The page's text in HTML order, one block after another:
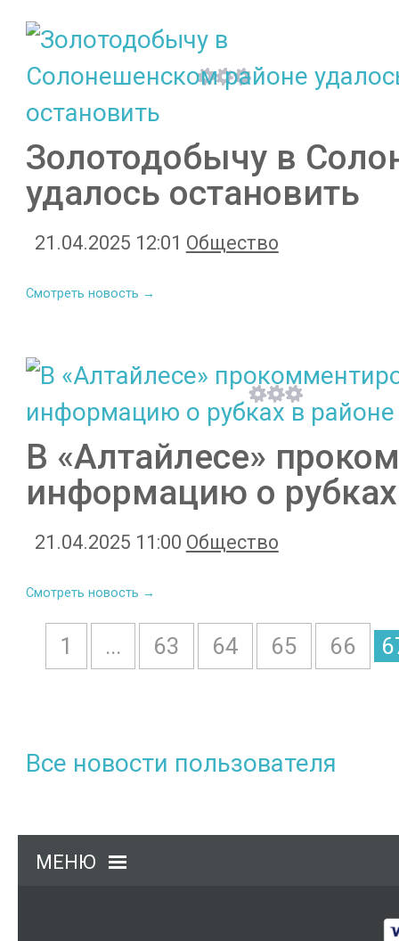
Золотодобычу в
удалось остановить
21.04.2025 12:01 Общество
Смотреть новость →
В «Алтайлесе»
информацию о
21.04.2025 11:00 Общество
Смотреть новость →
1 ... 63 64 65 66
Все новости пользователя
МЕНЮ